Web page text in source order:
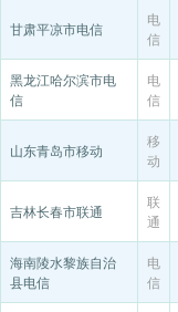
甘肃平凉市电信
电
信
黑龙江哈尔滨市电
信
电
信
山东青岛市移动
移
动
吉林长春市联通
联
通
海南陵水黎族自治
县电信
电
信